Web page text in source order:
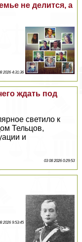
не делится, а
2026 4:31:36
ждать под
светило к
Тельцов,
и
03 08 2026 0:29:53
2026 9:53:45